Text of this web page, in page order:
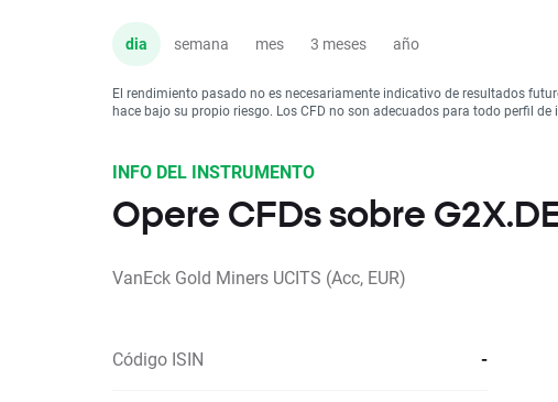
dia semana mes 3 meses año
El rendimiento pasado no es necesariamente indicativo de resultados
hace bajo su propio riesgo. Los CFD no son adecuados para todo perfil de
INFO DEL INSTRUMENTO
Opere CFDs sobre
VanEck Gold Miners UCITS (Acc, EUR)
Código ISIN -